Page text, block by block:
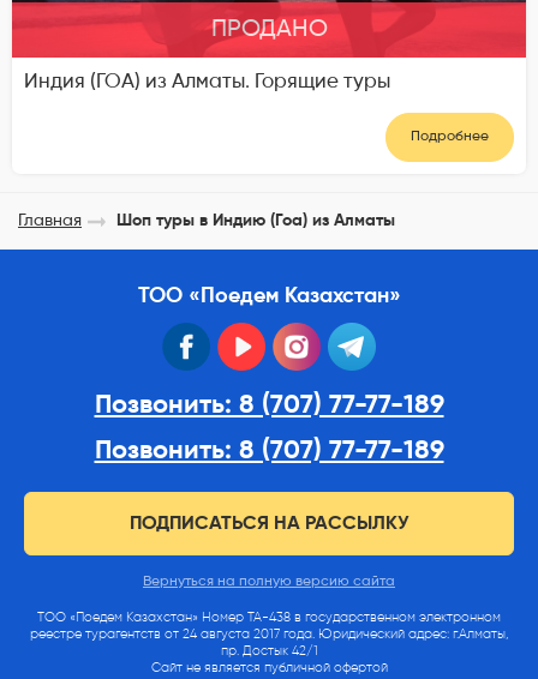
ПРОДАНО
Индия (ГОА) из Алматы. Горящие туры
Подробнее
Главная Шоп туры в Индию (Гоа) из Алматы
ТОО «Поедем Казахстан»
facebook youtube instagram
Позвонить: 8 (707) 77-77-189
Позвонить: 8 (707) 77-77-189
ПОДПИСАТЬСЯ НА РАССЫЛКУ
Вернуться на полную версию сайта
ТОО «Поедем Казахстан» Номер ТА-438 в государственном электронном
реестре турагентств от 24 августа 2017 года. Юридический адрес: г.Алматы,
пр. Достык 42/1
Сайт не является публичной офертой